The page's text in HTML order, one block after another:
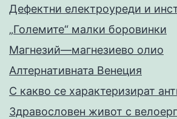
Дефектни електроуреди и
„Големите“ малки боровинки
Магнезий—магнезиево олио
Алтернативната Венеция
С какво се характеризират
Здравословен живот с